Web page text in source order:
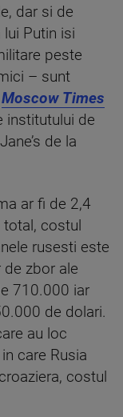
dar si de
Putin isi
peste
– sunt
Moscow Times
institutului de
de la
ar fi de 2,4
costul
rusesti este
zbor ale
710.000 iar
de dolari.
au loc
care Rusia
costul